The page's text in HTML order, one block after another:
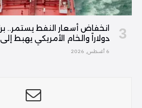
دولاراً والخام الأمريكي يهبط إلى 88 دولاراً
6 أغسطس, 2026